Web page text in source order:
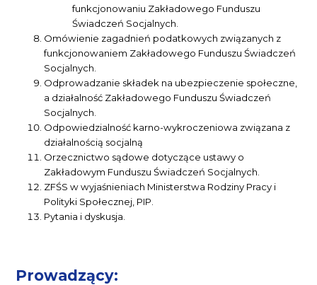
funkcjonowaniu Zakładowego Funduszu
Świadczeń Socjalnych.
Omówienie zagadnień podatkowych związanych z
funkcjonowaniem Zakładowego Funduszu Świadczeń
Socjalnych.
Odprowadzanie składek na ubezpieczenie społeczne,
a działalność Zakładowego Funduszu Świadczeń
Socjalnych.
Odpowiedzialność karno-wykroczeniowa związana z
działalnością socjalną
Orzecznictwo sądowe dotyczące ustawy o
Zakładowym Funduszu Świadczeń Socjalnych.
ZFŚS w wyjaśnieniach Ministerstwa Rodziny Pracy i
Polityki Społecznej, PIP.
Pytania i dyskusja.
Prowadzący: